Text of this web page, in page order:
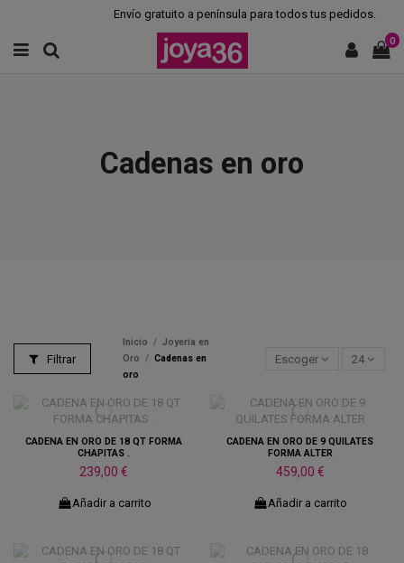
Envío gratuito a península para todos tus pedidos.
0
Cadenas en oro
Filtrar
Inicio
Joyería en
Oro
Cadenas en
oro
Escoger 24
CADENA EN ORO DE 18 QT FORMA
CHAPITAS .
239,00 €
Añadir a carrito
CADENA EN ORO DE 9 QUILATES
FORMA ALTER
459,00 €
Añadir a carrito